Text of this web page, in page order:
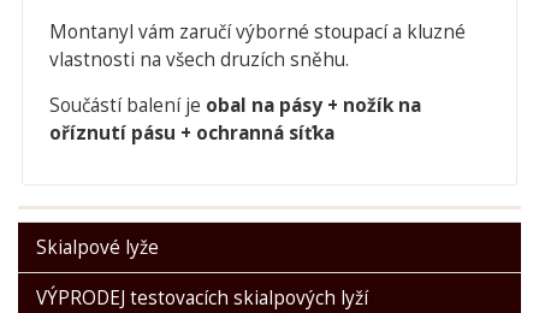
Montanyl vám zaručí výborné stoupací a kluzné
vlastnosti na všech druzích sněhu.
Součástí balení je obal na pásy + nožík na
oříznutí pásu + ochranná síťka
Skialpové lyže
VÝPRODEJ testovacích skialpových lyží